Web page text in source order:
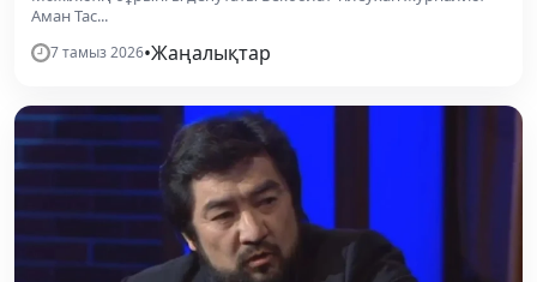
Аман Тас...
7 тамыз 2026•Жаңалықтар